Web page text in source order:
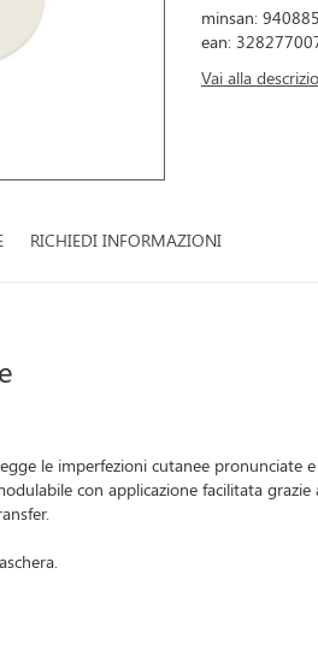
minsan:
ean:
Vai alla
RICHIEDI INFORMAZIONI
le imperfezioni cutanee pronunciate
con applicazione facilitata